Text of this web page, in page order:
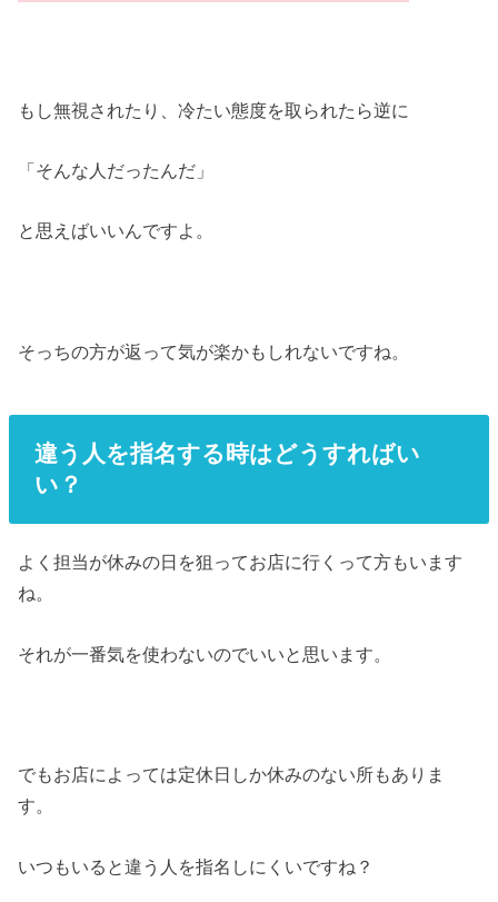
もし無視されたり、冷たい態度を取られたら逆に
「そんな人だったんだ」
と思えばいいんですよ。
そっちの方が返って気が楽かもしれないですね。
違う人を指名する時はどうすればい
い？
よく担当が休みの日を狙ってお店に行くって方もいます
ね。
それが一番気を使わないのでいいと思います。
でもお店によっては定休日しか休みのない所もありま
す。
いつもいると違う人を指名しにくいですね？